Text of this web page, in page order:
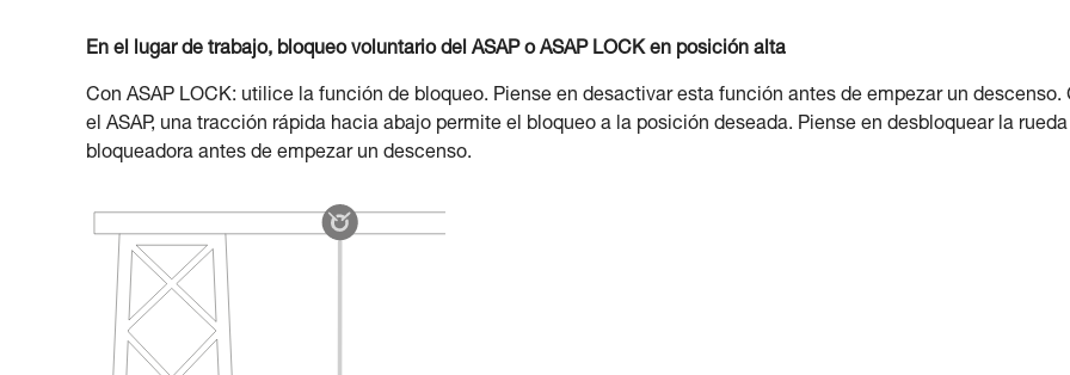
En el lugar de trabajo, bloqueo voluntario del ASAP o ASAP LOCK en posición alta
Con ASAP LOCK: utilice la función de bloqueo. Piense en desactivar esta función antes de empezar un descenso.
el ASAP, una tracción rápida hacia abajo permite el bloqueo a la posición deseada. Piense en desbloquear la rueda
bloqueadora antes de empezar un descenso.